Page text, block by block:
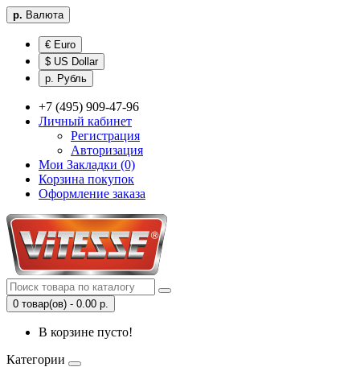
р. Валюта
€ Euro
$ US Dollar
р. Рубль
+7 (495) 909-47-96
Личный кабинет
Регистрация
Авторизация
Мои Закладки (0)
Корзина покупок
Оформление заказа
0 товар(ов) - 0.00 р.
В корзине пусто!
Категории